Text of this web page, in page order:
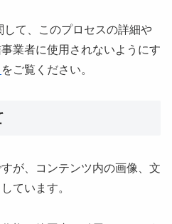
して、このプロセスの詳細や
業者に使用されないようにす
をご覧ください。
が、コンテンツ内の画像、文
ています。